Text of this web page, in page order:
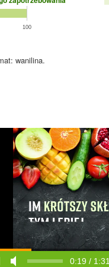
100
wanilina.
0:19 / 1:31